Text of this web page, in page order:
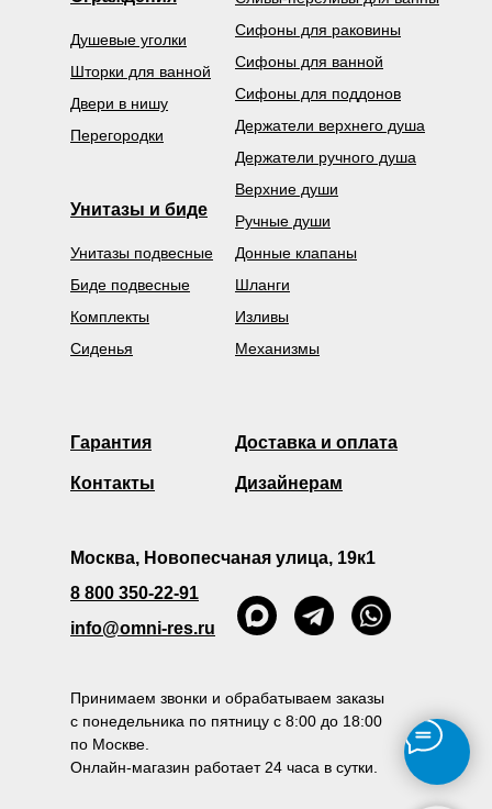
Верхние души
Ручные души
Сифоны для поддонов
Держатели верхнего душа
Держатели ручного душа
Механизмы
Донные клапаны
Шланги
Изливы
Сифоны для ванной
Сифоны для раковины
Унитазы и биде
Унитазы подвесные
Биде подвесные
Комплекты
Принимаем звонки и обрабатываем заказы
с понедельника по пятницу с 8:00 до 18:00
по Москве.
Онлайн-магазин работает 24 часа в сутки.
Душевые уголки
Шторки для ванной
Двери в нишу
Перегородки
Дизайнерам
Доставка и оплата
Москва, Новопесчаная улица, 19к1
8 800 350-22-91
info@omni-res.ru
Гарантия
Контакты
Сиденья